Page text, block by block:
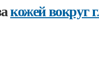
кожей вокруг